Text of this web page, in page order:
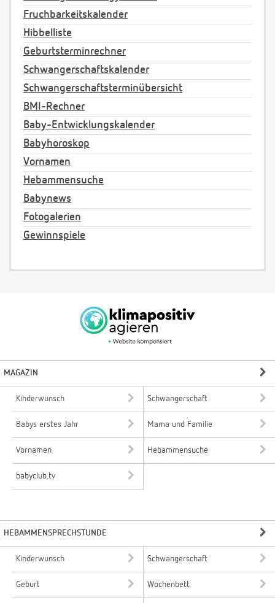
Fruchbarkeitskalender
Hibbelliste
Geburtsterminrechner
Schwangerschaftskalender
Schwangerschaftsterminübersicht
BMI-Rechner
Baby-Entwicklungskalender
Babyhoroskop
Vornamen
Hebammensuche
Babynews
Fotogalerien
Gewinnspiele
MAGAZIN
Kinderwunsch Schwangerschaft
Babys erstes Jahr Mama und Familie
Vornamen Hebammensuche
babyclub.tv
HEBAMMENSPRECHSTUNDE
Kinderwunsch Schwangerschaft
Geburt Wochenbett